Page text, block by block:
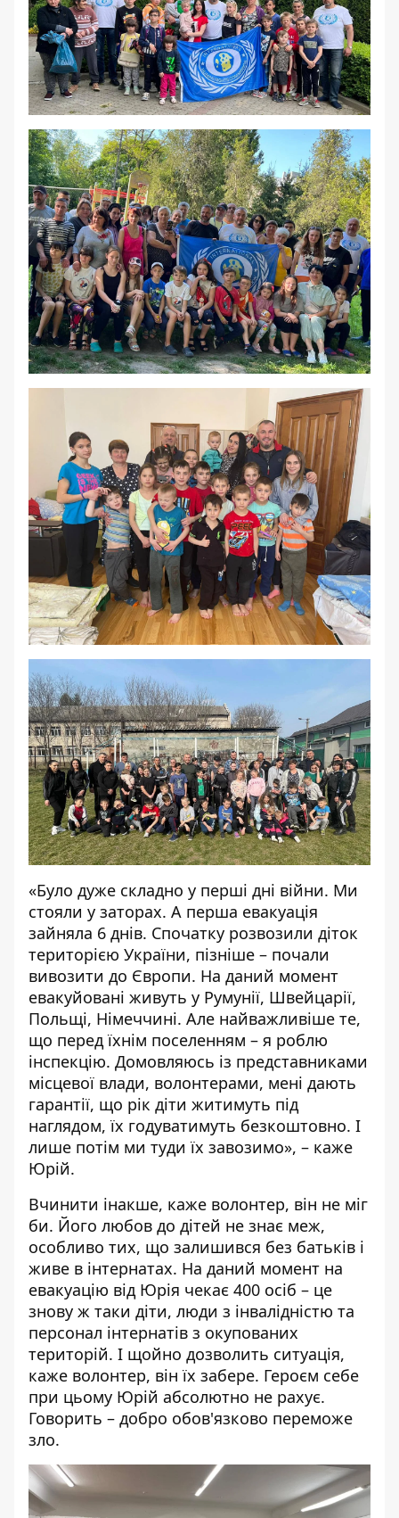
«Було дуже складно у перші дні війни. Ми
стояли у заторах. А перша евакуація
зайняла 6 днів. Спочатку розвозили діток
територією України, пізніше – почали
вивозити до Європи. На даний момент
евакуйовані живуть у Румунії, Швейцарії,
Польщі, Німеччині. Але найважливіше те,
що перед їхнім поселенням – я роблю
інспекцію. Домовляюсь із представниками
місцевої влади, волонтерами, мені дають
гарантії, що рік діти житимуть під
наглядом, їх годуватимуть безкоштовно. І
лише потім ми туди їх завозимо», – каже
Юрій.
Вчинити інакше, каже волонтер, він не міг
би. Його любов до дітей не знає меж,
особливо тих, що залишився без батьків і
живе в інтернатах. На даний момент на
евакуацію від Юрія чекає 400 осіб – це
знову ж таки діти, люди з інвалідністю та
персонал інтернатів з окупованих
територій. І щойно дозволить ситуація,
каже волонтер, він їх забере. Героєм себе
при цьому Юрій абсолютно не рахує.
Говорить – добро обов'язково переможе
зло.